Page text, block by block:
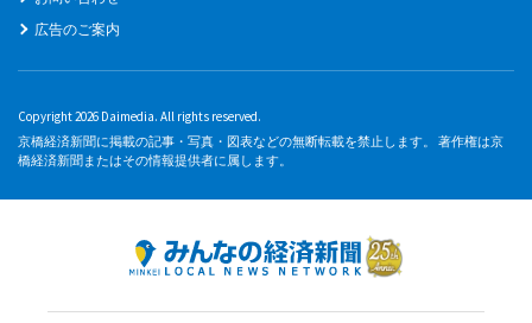
広告のご案内
Copyright 2026 Daimedia. All rights reserved.
京橋経済新聞に掲載の記事・写真・図表などの無断転載を禁止します。 著作権は京
橋経済新聞またはその情報提供者に属します。